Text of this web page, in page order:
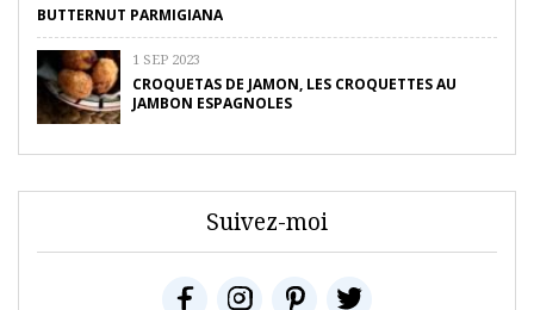
BUTTERNUT PARMIGIANA
1 SEP 2023
CROQUETAS DE JAMON, LES CROQUETTES AU
JAMBON ESPAGNOLES
Suivez-moi